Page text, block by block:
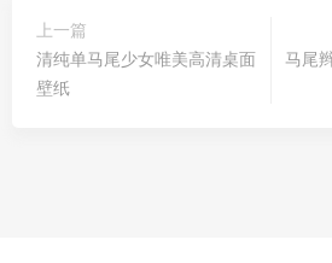
上一篇
清纯单马尾少女唯美高清桌面
壁纸
马尾